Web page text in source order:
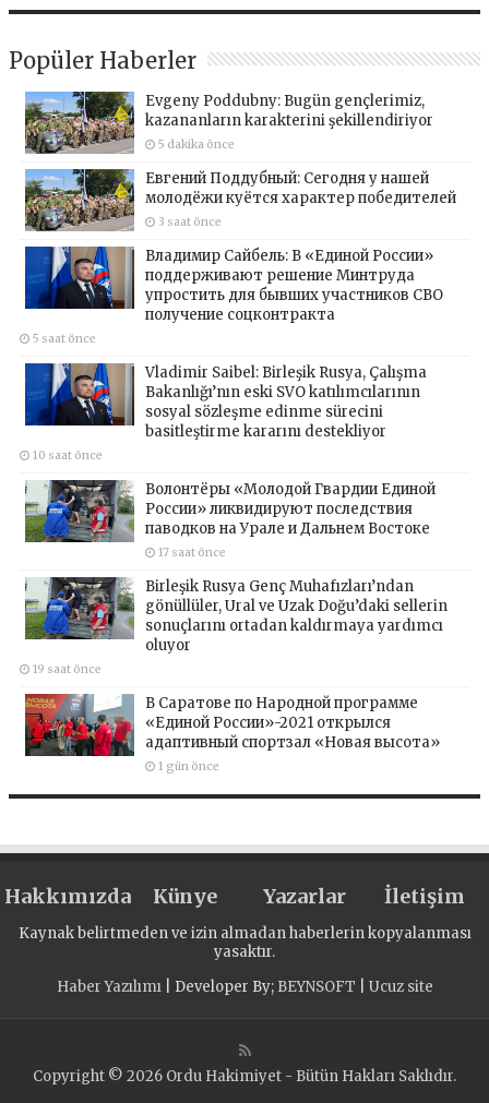
Popüler Haberler
Evgeny Poddubny: Bugün gençlerimiz,
kazananların karakterini şekillendiriyor
5 dakika önce
Евгений Поддубный: Сегодня у нашей
молодёжи куётся характер победителей
3 saat önce
Владимир Сайбель: В «Единой России»
поддерживают решение Минтруда
упростить для бывших участников СВО
получение соцконтракта
5 saat önce
Vladimir Saibel: Birleşik Rusya, Çalışma
Bakanlığı’nın eski SVO katılımcılarının
sosyal sözleşme edinme sürecini
basitleştirme kararını destekliyor
10 saat önce
Волонтёры «Молодой Гвардии Единой
России» ликвидируют последствия
паводков на Урале и Дальнем Востоке
17 saat önce
Birleşik Rusya Genç Muhafızları’ndan
gönüllüler, Ural ve Uzak Doğu’daki sellerin
sonuçlarını ortadan kaldırmaya yardımcı
oluyor
19 saat önce
В Саратове по Народной программе
«Единой России»-2021 открылся
адаптивный спортзал «Новая высота»
1 gün önce
Hakkımızda Künye Yazarlar İletişim
Kaynak belirtmeden ve izin almadan haberlerin kopyalanması
yasaktır.
Haber Yazılımı| Developer By; BEYNSOFT Ucuz site
Copyright © 2026 Ordu Hakimiyet - Bütün Hakları Saklıdır.